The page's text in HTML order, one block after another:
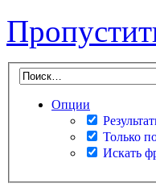
Опции
Только
Искать